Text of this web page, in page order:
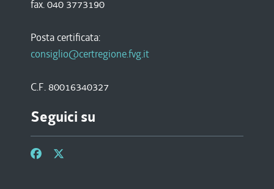
fax. 040 3773190
Posta certificata:
consiglio@certregione.fvg.it
C.F. 80016340327
Seguici su